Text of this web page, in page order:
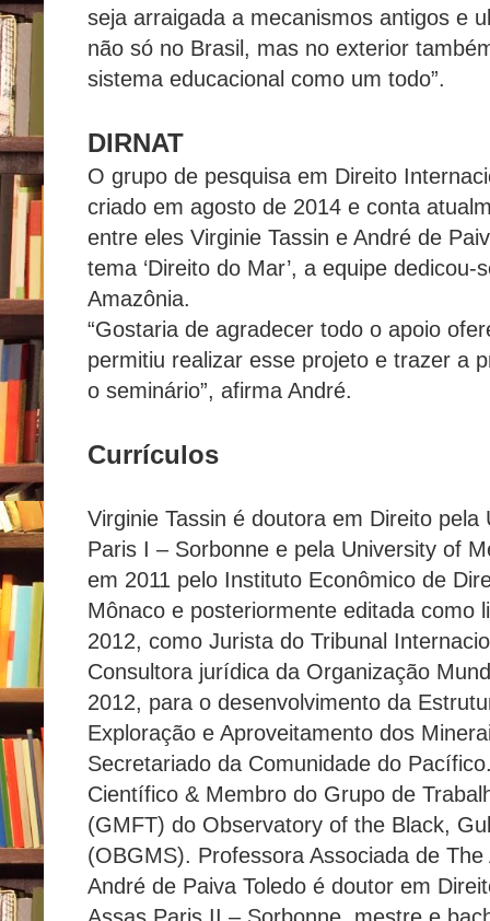
seja arraigada a mecanismos antigos e
não só no Brasil, mas no exterior
sistema educacional como um todo”.
DIRNAT
O grupo de pesquisa em Direito
criado em agosto de 2014 e conta
entre eles Virginie Tassin e André de
tema ‘Direito do Mar’, a equipe
Amazônia.
“Gostaria de agradecer todo o apoio
permitiu realizar esse projeto e trazer a
o seminário”, afirma André.
Currículos
Virginie Tassin é doutora em Direito
Paris I – Sorbonne e pela University of
em 2011 pelo Instituto Econômico de
Mônaco e posteriormente editada como
2012, como Jurista do Tribunal
Consultora jurídica da Organização
2012, para o desenvolvimento da
Exploração e Aproveitamento dos
Secretariado da Comunidade do
Científico & Membro do Grupo de
(GMFT) do Observatory of the Black,
(OBGMS). Professora Associada de
André de Paiva Toledo é doutor em